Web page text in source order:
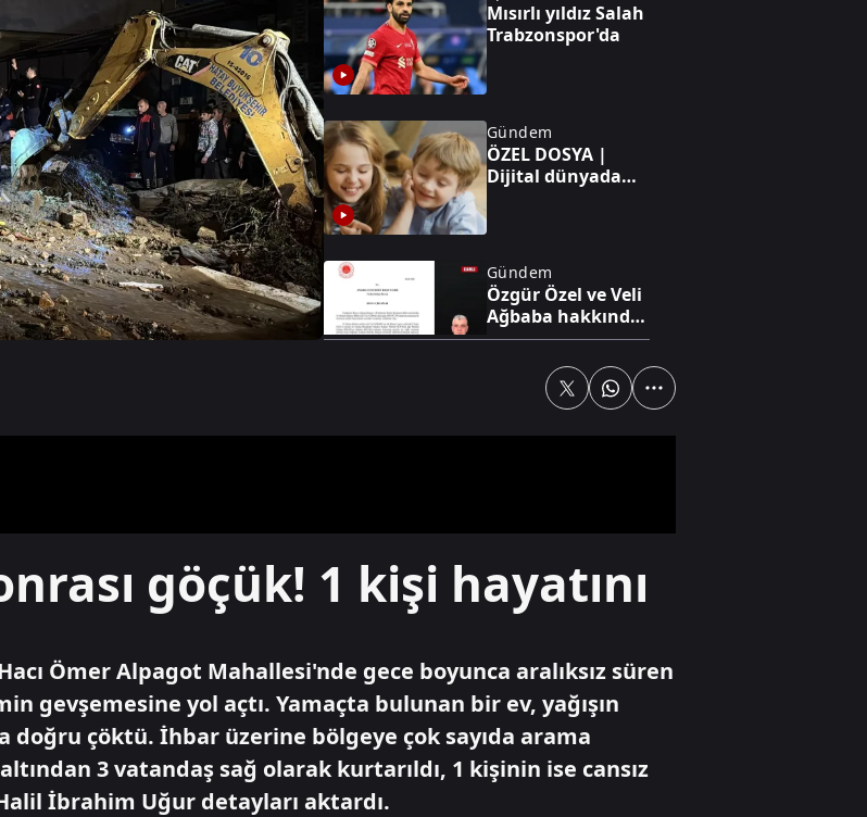
Mısırlı yıldız Salah
Trabzonspor'da
Gündem
ÖZEL DOSYA |
Dijital dünyada
Gündem
Özgür Özel ve Veli
Ağbaba hakkında
fezleke hazır!
Özel Haber
AK Parti'ye geçişte
Bakan Ersoy
Şırnak’tan
kütüphanelerdeki
rekorlarını
açıkladı
Özel Haber
EĞİTİM DÜNYASI |
29 Mayıs
Üniversitesi neden
tercih edilmeli?
göçük! 1 kişi hayatını
Ömer Alpagot Mahallesi'nde gece boyunca aralıksız süren
gevşemesine yol açtı. Yamaçta bulunan bir ev, yağışın
çöktü. İhbar üzerine bölgeye çok sayıda arama
3 vatandaş sağ olarak kurtarıldı, 1 kişinin ise cansız
İbrahim Uğur detayları aktardı.